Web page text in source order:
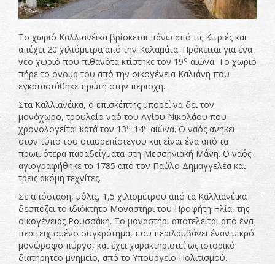
Το χωριό Καλλιανέικα βρίσκεται πάνω από τις Κιτριές και
απέχει 20 χιλιόμετρα από την Καλαμάτα. Πρόκειται για ένα
νέο χωριό που πιθανότα κτίστηκε τον 19ο αιώνα. Το χωριό
πήρε το όνομά του από την οικογένεια Καλιάνη που
εγκαταστάθηκε πρώτη στην περιοχή.
Στα Καλλιανέικα, ο επισκέπτης μπορεί να δει τον
μονόχωρο, τρουλαίο ναό του Αγίου Νικολάου που
χρονολογείται κατά τον 13ο-14ο αιώνα. Ο ναός ανήκει
στον τύπο του σταυρεπίστεγου και είναι ένα από τα
πρωιμότερα παραδείγματα στη Μεσσηνιακή Μάνη. Ο ναός
αγιογραφήθηκε το 1785 από τον Παύλο Δημαγγελέα και
τρεις ακόμη τεχνίτες.
Σε απόσταση, μόλις, 1,5 χιλιομέτρου από τα Καλλιανέικα
δεσπόζει το ιδιόκτητο Μοναστήρι του Προφήτη Ηλία, της
οικογένειας Ρουσσάκη. Το μοναστήρι αποτελείται από ένα
περιτειχισμένο συγκρότημα, που περιλαμβάνει έναν μικρό
μονώροφο πύργο, και έχει χαρακτηριστεί ως ιστορικό
διατηρητέο μνημείο, από το Υπουργείο Πολιτισμού.